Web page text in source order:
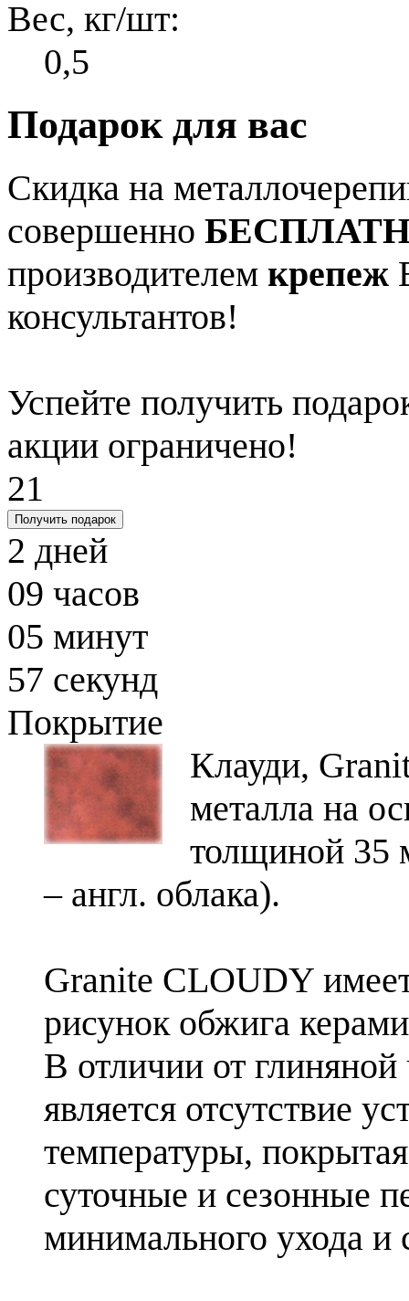
Вес, кг/шт:
0,5
Подарок для вас
Скидка на
совершенно
производителем крепеж
консультантов!
Успейте получить
акции ограничено!
21
Получить подарок
2 дней
09 часов
05 минут
56 секунд
Покрытие
Клауди,
металла на
толщиной 35
– англ. облака).
Granite CLOUDY
рисунок обжига
В отличии от
является отсутствие
температуры,
суточные и сезонные
минимального ухода и